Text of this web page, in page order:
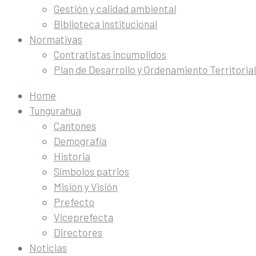
Gestión y calidad ambiental
Biblioteca institucional
Normativas
Contratistas incumplidos
Plan de Desarrollo y Ordenamiento Territorial
Home
Tungurahua
Cantones
Demografía
Historia
Símbolos patrios
Misión y Visión
Prefecto
Viceprefecta
Directores
Noticias